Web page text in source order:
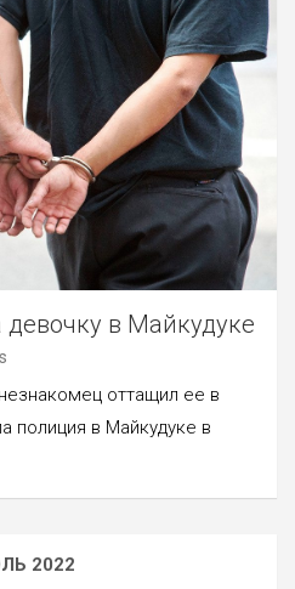
в Майкудуке
оттащил ее в
полиция в Майкудуке в
2022